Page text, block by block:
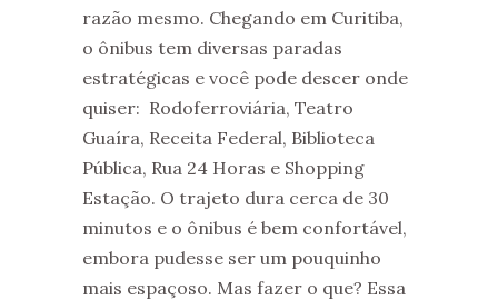
razão mesmo. Chegando em Curitiba,
o ônibus tem diversas paradas
estratégicas e você pode descer onde
quiser: Rodoferroviária, Teatro
Guaíra, Receita Federal, Biblioteca
Pública, Rua 24 Horas e Shopping
Estação. O trajeto dura cerca de 30
minutos e o ônibus é bem confortável,
embora pudesse ser um pouquinho
mais espaçoso. Mas fazer o que? Essa